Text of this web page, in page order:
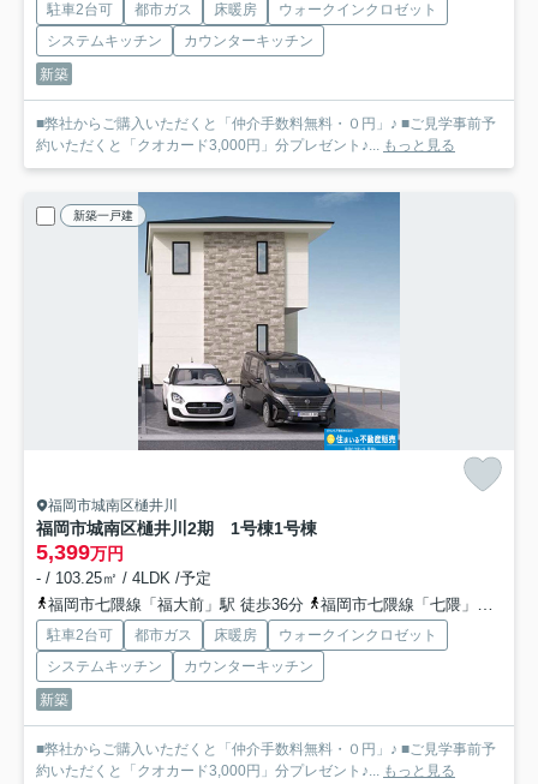
駐車2台可 都市ガス 床暖房
ウォークインクロゼット
システムキッチン
カウンターキッチン
新築
■弊社からご購入いただくと「仲介手数料無料・０円」♪ ■ご見学事前予
約いただくと「クオカード3,000円」分プレゼント♪... もっと見る
新築一戸建
福岡市城南区樋井川
福岡市城南区樋井川2期 1号棟1号棟
5,399万円
- / 103.25㎡ / 4LDK /予定
福岡市七隈線「福大前」駅 徒歩36分
福岡市七隈線「七隈」駅 徒歩44分
駐車2台可 都市ガス 床暖房
ウォークインクロゼット
システムキッチン
カウンターキッチン
新築
■弊社からご購入いただくと「仲介手数料無料・０円」♪ ■ご見学事前予
約いただくと「クオカード3,000円」分プレゼント♪... もっと見る